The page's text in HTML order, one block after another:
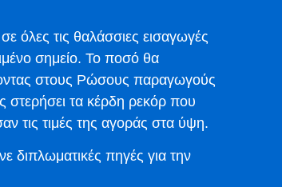
όλες τις θαλάσσιες εισαγωγές
σημείο. Το ποσό θα
στους Ρώσους παραγωγούς
στερήσει τα κέρδη ρεκόρ που
τις τιμές της αγοράς στα ύψη.
διπλωματικές πηγές για την